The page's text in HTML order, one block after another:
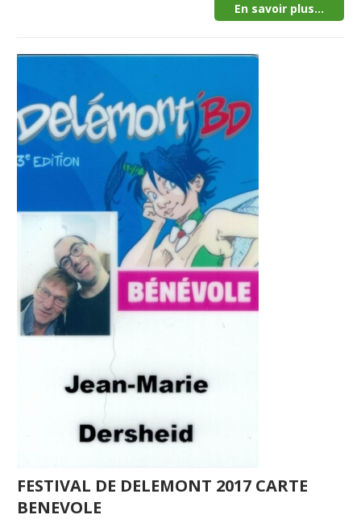
En savoir plus...
FESTIVAL DE DELEMONT 2017 CARTE
BENEVOLE